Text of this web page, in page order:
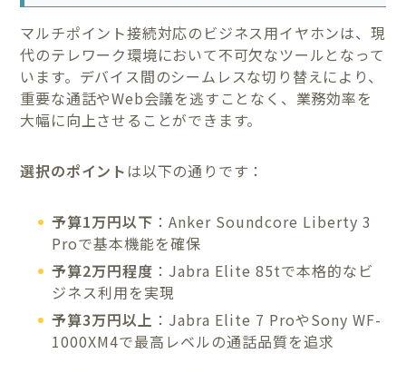
マルチポイント接続対応のビジネス用イヤホンは、現
代のテレワーク環境において不可欠なツールとなって
います。デバイス間のシームレスな切り替えにより、
重要な通話やWeb会議を逃すことなく、業務効率を
大幅に向上させることができます。
選択のポイントは以下の通りです：
予算1万円以下 ：Anker Soundcore Liberty 3
Proで基本機能を確保
予算2万円程度 ：Jabra Elite 85tで本格的なビ
ジネス利用を実現
予算3万円以上 ：Jabra Elite 7 ProやSony WF-
1000XM4で最高レベルの通話品質を追求